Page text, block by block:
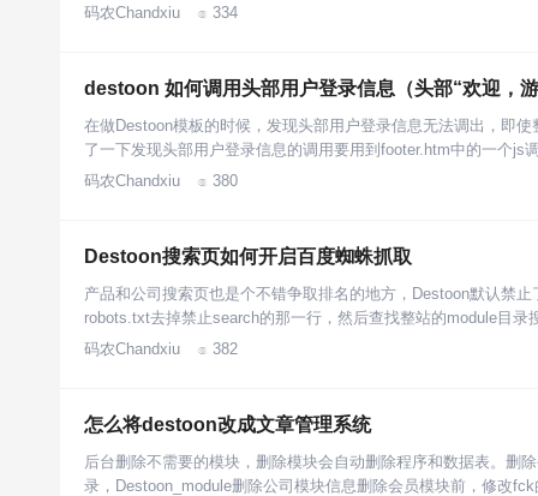
码农Chandxiu
 334
destoon 如何调用头部用户登录信息（头部“欢迎，
在做Destoon模板的时候，发现头部用户登录信息无法调出，即
了一下发现头部用户登录信息的调用要用到footer.htm中的一个js
码农Chandxiu
 380
Destoon搜索页如何开启百度蜘蛛抓取
产品和公司搜索页也是个不错争取排名的地方，Destoon默认禁
robots.txt去掉禁止search的那一行，然后查找整站的module目
码农Chandxiu
 382
怎么将destoon改成文章管理系统
后台删除不需要的模块，删除模块会自动删除程序和数据表。删
录，Destoon_module删除公司模块信息删除会员模块前，修改